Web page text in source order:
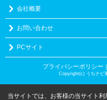
会社概要
お問い合わせ
PCサイト
プライバシーポリシー
Copyright(c) うちナビ
当サイトでは、お客様の当サイト